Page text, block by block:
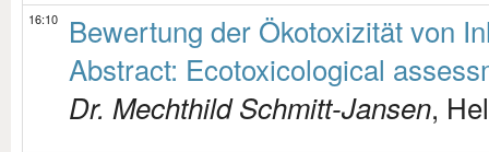
16:10
Bewertung der Ökotoxizität von
Abstract: Ecotoxicological
Dr. Mechthild Schmitt-Jansen,